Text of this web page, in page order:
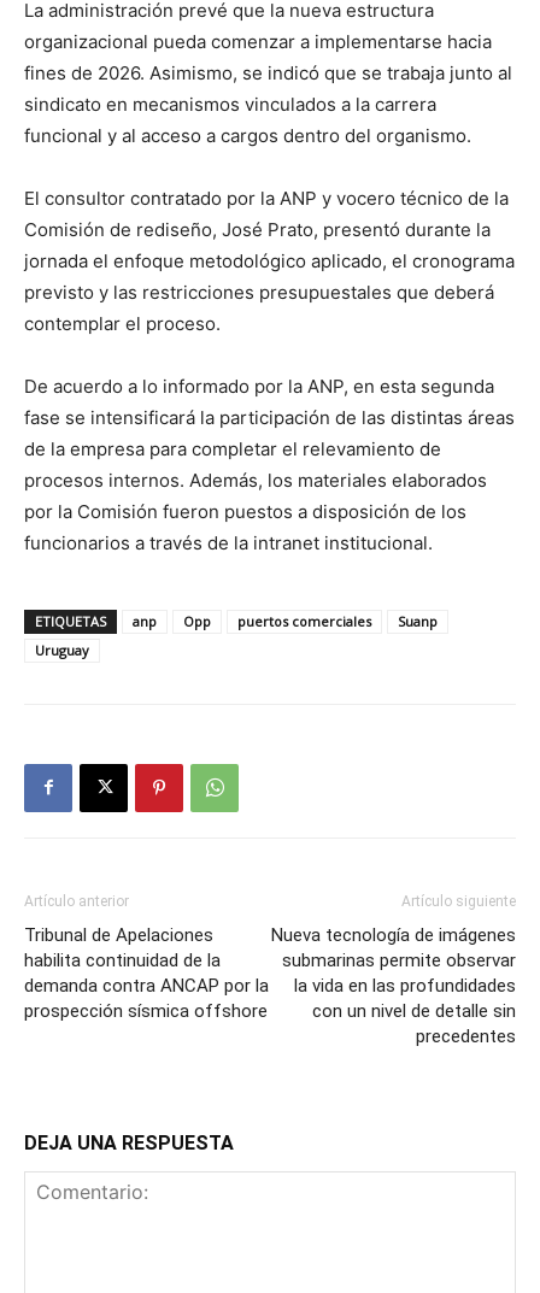
La administración prevé que la nueva estructura
organizacional pueda comenzar a implementarse hacia
fines de 2026. Asimismo, se indicó que se trabaja junto al
sindicato en mecanismos vinculados a la carrera
funcional y al acceso a cargos dentro del organismo.
El consultor contratado por la ANP y vocero técnico de la
Comisión de rediseño, José Prato, presentó durante la
jornada el enfoque metodológico aplicado, el cronograma
previsto y las restricciones presupuestales que deberá
contemplar el proceso.
De acuerdo a lo informado por la ANP, en esta segunda
fase se intensificará la participación de las distintas áreas
de la empresa para completar el relevamiento de
procesos internos. Además, los materiales elaborados
por la Comisión fueron puestos a disposición de los
funcionarios a través de la intranet institucional.
ETIQUETAS anp Opp puertos comerciales
Suanp
Uruguay
Artículo anterior
Tribunal de Apelaciones
habilita continuidad de la
demanda contra ANCAP por la
prospección sísmica offshore
Artículo siguiente
Nueva tecnología de imágenes
submarinas permite observar
la vida en las profundidades
con un nivel de detalle sin
precedentes
DEJA UNA RESPUESTA